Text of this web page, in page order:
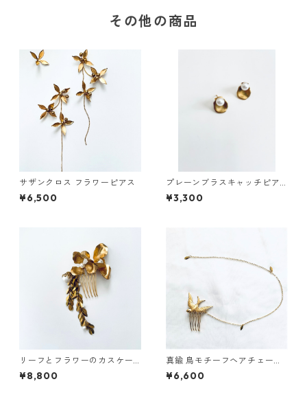
その他の商品
サザンクロス フラワーピアス
¥6,500
プレーンブラスキャッチピア
ス
¥3,300
リーフとフラワーのカスケー
ドコーム
¥8,800
真鍮 鳥モチーフヘアチェーン
ヘアコーム
¥6,600